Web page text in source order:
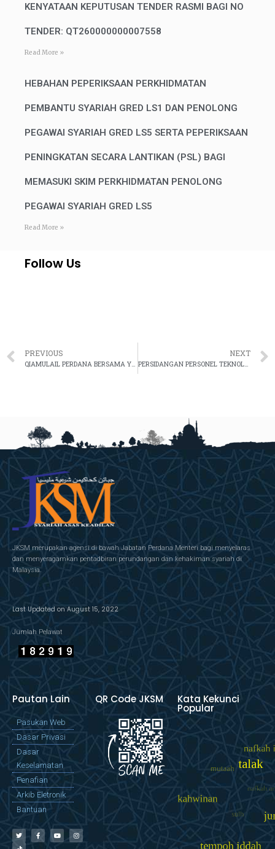
KENYATAAN KEPUTUSAN TENDER RASMI BAGI NO
TENDER: QT260000000007558
Read More »
HEBAHAN PEPERIKSAAN PERKHIDMATAN
PEMBANTU SYARIAH GRED LS1 DAN PENOLONG
PEGAWAI SYARIAH GRED LS5 SERTA PEPERIKSAAN
PENINGKATAN SECARA LANTIKAN (PSL) BAGI
MEMASUKI SKIM PERKHIDMATAN PENOLONG
PEGAWAI SYARIAH GRED LS5
Read More »
Follow Us
PREVIOUS
QIAMULAIL PERDANA BERSAMA YB MENTERI DI JABATAN PERDANA MENTERI (HAL EHWAL AGAMA) SIRI II
NEXT
PERSIDANGAN PERSONEL TEKNOLOGI MAKLUMAT DAN KOMUNIKASI ICT KALI KETIGA
JKSM merupakan agensi di bawah Jabatan Perdana Menteri bagi menyelaras
dan menyeragamkan pentadbiran perundangan dan kehakiman syariah di
Malaysia.
Last Updated on August 15, 2022
Jumlah Pelawat
Pautan Lain
Pasukan Web
Dasar Privasi
Dasar
Keselamatan
Penafian
Arkib Eletronik
Bantuan
QR Code JKSM Kata Kekunci
Popular